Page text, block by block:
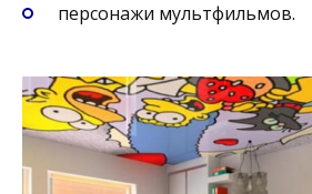
персонажи мультфильмов.